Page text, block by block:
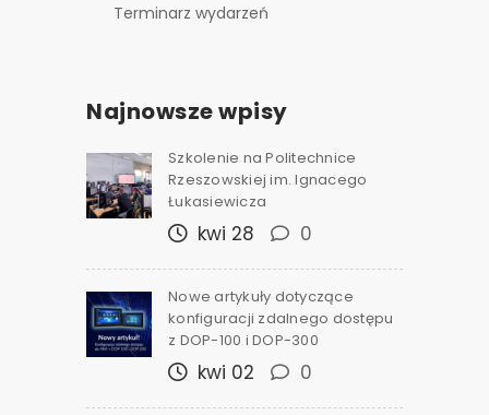
Terminarz wydarzeń
Najnowsze wpisy
Szkolenie na Politechnice
Rzeszowskiej im. Ignacego
Łukasiewicza
kwi 28 0
Nowe artykuły dotyczące
konfiguracji zdalnego dostępu
z DOP-100 i DOP-300
kwi 02 0